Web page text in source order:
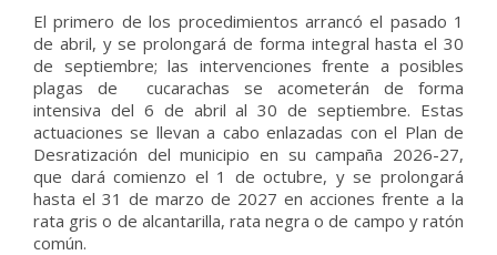
El primero de los procedimientos arrancó el pasado 1
de abril, y se prolongará de forma integral hasta el 30
de septiembre; las intervenciones frente a posibles
plagas de cucarachas se acometerán de forma
intensiva del 6 de abril al 30 de septiembre. Estas
actuaciones se llevan a cabo enlazadas con el Plan de
Desratización del municipio en su campaña 2026-27,
que dará comienzo el 1 de octubre, y se prolongará
hasta el 31 de marzo de 2027 en acciones frente a la
rata gris o de alcantarilla, rata negra o de campo y ratón
común.